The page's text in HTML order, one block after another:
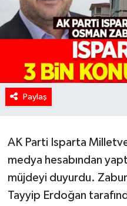
Paylaş
AK Parti Isparta
medya hesabından
müjdeyi duyurdu.
Tayyip Erdoğan
KÜLTÜR SANAT
MAGAZİN
Oyun
POLİTİKA
SAĞLIK
Spor